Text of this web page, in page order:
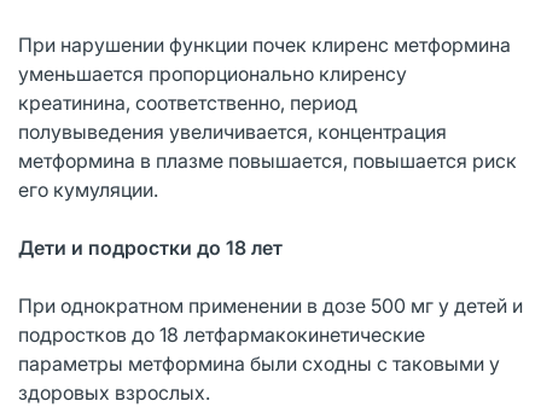
При нарушении функции почек клиренс метформина
уменьшается пропорционально клиренсу
креатинина, соответственно, период
полувыведения увеличивается, концентрация
метформина в плазме повышается, повышается риск
его кумуляции.
Дети и подростки до 18 лет
При однократном применении в дозе 500 мг у детей и
подростков до 18 летфармакокинетические
параметры метформина были сходны с таковыми у
здоровых взрослых.